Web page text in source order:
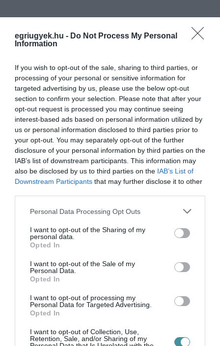
egriugyek.hu - Do Not Process My Personal
Information
If you wish to opt-out of the sale, sharing to third parties, or
processing of your personal or sensitive information for
targeted advertising by us, please use the below opt-out
section to confirm your selection. Please note that after your
opt-out request is processed you may continue seeing
interest-based ads based on personal information utilized by
us or personal information disclosed to third parties prior to
your opt-out. You may separately opt-out of the further
disclosure of your personal information by third parties on the
IAB’s list of downstream participants. This information may
also be disclosed by us to third parties on the IAB’s List of
Downstream Participants that may further disclose it to other
Please note that this website/app uses one or more Google
not limited to your visit or usage behaviour. You may click to
grant or deny consent to Google and its third-party tags to
use your data for below specified purposes in below Google
consent section.
Personal Data Processing Opt Outs
I want to opt-out of the Sharing of my
personal data.
Opted In
I want to opt-out of the Sale of my
Personal Data.
Opted In
I want to opt-out of processing my
Personal Data for Targeted Advertising.
Opted In
I want to opt-out of Collection, Use,
Retention, Sale, and/or Sharing of my
Ne maradjon le a legfrissebb hírekről, kövessen
bennünket az EGRI ÜGYEK Google Hírek oldalán!
VISSZA A FŐOLDALRA
Legfrissebb híreink
TÖBB MINT EGY HÓNAP IS LEHET, MIRE
2026. augusztus 07|Promóció